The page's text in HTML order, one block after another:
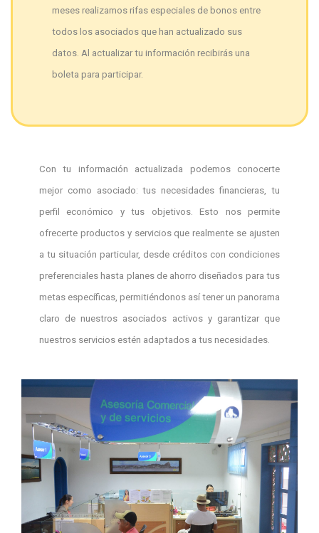
meses realizamos rifas especiales de bonos entre
todos los asociados que han actualizado sus
datos. Al actualizar tu información recibirás una
boleta para participar.
Con tu información actualizada podemos conocerte
mejor como asociado: tus necesidades financieras, tu
perfil económico y tus objetivos. Esto nos permite
ofrecerte productos y servicios que realmente se ajusten
a tu situación particular, desde créditos con condiciones
preferenciales hasta planes de ahorro diseñados para tus
metas específicas, permitiéndonos así tener un panorama
claro de nuestros asociados activos y garantizar que
nuestros servicios estén adaptados a tus necesidades.